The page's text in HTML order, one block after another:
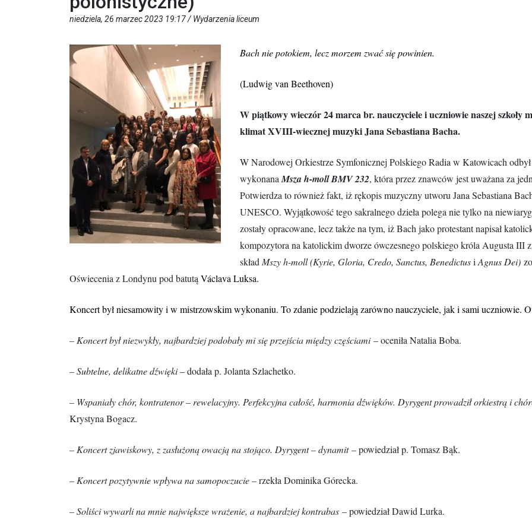
niedziela, 26 marzec 2023 19:17 / Wydarzenia liceum
Bach nie potokiem, lecz morzem zwać się powinien.
(Ludwig van Beethoven)
W piątkowy wieczór 24 marca br. nauczyciele i uczniowie naszej szkoły
klimat XVIII-wiecznej muzyki Jana Sebastiana Bacha.
W Narodowej Orkiestrze Symfonicznej Polskiego Radia w Katowicach
wykonana Msza h-moll BMV 232, która przez znawców jest uważana za
Potwierdza to również fakt, iż rękopis muzyczny utworu Jana Sebastiana
UNESCO. Wyjątkowość tego sakralnego dzieła polega nie tylko na
zostały opracowane, lecz także na tym, iż Bach jako protestant napisał
kompozytora na katolickim dworze ówczesnego polskiego króla Augusta III
skład Mszy h-moll (Kyrie, Gloria, Credo, Sanctus, Benedictusi Agnus Dei)
Oświecenia z Londynu pod batutąVáclava Luksa.
Koncert był niesamowity i w mistrzowskim wykonaniu. To zdanie podzielają zarówno nauczyciele, jak i sami uczniowie.
– Koncert był niezwykły, najbardziej podobały mi się przejścia między częściami– oceniła Natalia Boba.
– Subtelne, delikatne dźwięki– dodała p. Jolanta Szlachetko.
– Wspaniały chór, kontratenor – rewelacyjny. Perfekcyjna całość, harmonia dźwięków. Dyrygent prowadził orkiestrą i
Krystyna Bogacz.
– Koncert zjawiskowy, z zasłużoną owacją na stojąco. Dyrygent – dynamit– powiedział p. Tomasz Bąk.
– Koncert pozytywnie wpływa na samopoczucie– rzekła Dominika Górecka.
– Soliści wywarli na mnie największe wrażenie, a najbardziej kontrabas – powiedział Dawid Lurka.